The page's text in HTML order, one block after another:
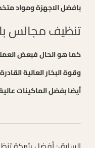
بافضل الاجهزة ومواد
تنظيف مجالس
كما هو الحال فبعض
وقوة البخار العالية
أيضا بفضل الماكينات